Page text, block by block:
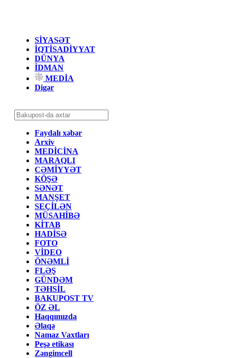
SİYASƏT
İQTİSADİYYAT
DÜNYA
İDMAN
MEDİA
Digər
Faydalı xəbər
Arxiv
MEDİCİNA
MARAQLI
CƏMİYYƏT
KÖŞƏ
SƏNƏT
MANŞET
SEÇİLƏN
MÜSAHİBƏ
KİTAB
HADİSƏ
FOTO
VİDEO
ÖNƏMLİ
FLƏŞ
GÜNDƏM
TƏHSİL
BAKUPOST TV
ÖZ ƏL
Haqqımızda
Əlaqə
Namaz Vaxtları
Peşə etikası
Zəngimcell